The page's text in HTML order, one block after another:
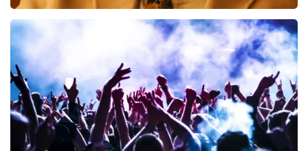
Teddy Swims
BESTEL NU